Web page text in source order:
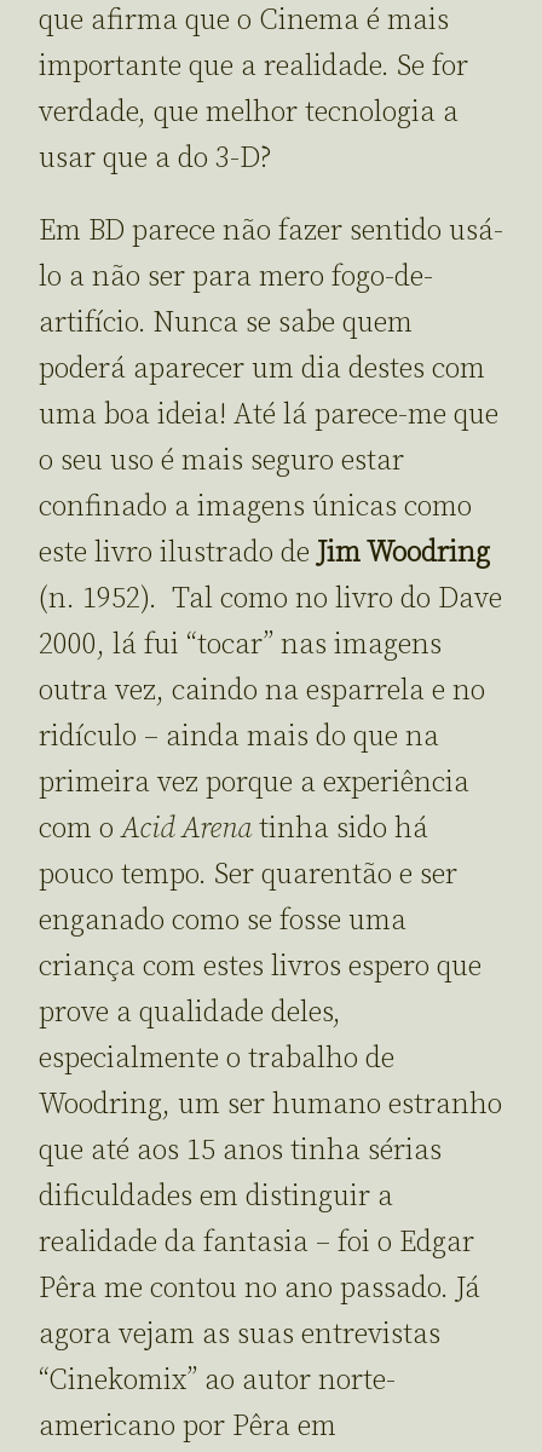
que afirma que o Cinema é mais
importante que a realidade. Se for
verdade, que melhor tecnologia a
usar que a do 3-D?
Em BD parece não fazer sentido usá-
lo a não ser para mero fogo-de-
artifício. Nunca se sabe quem
poderá aparecer um dia destes com
uma boa ideia! Até lá parece-me que
o seu uso é mais seguro estar
confinado a imagens únicas como
este livro ilustrado de Jim Woodring
(n. 1952). Tal como no livro do Dave
2000, lá fui “tocar” nas imagens
outra vez, caindo na esparrela e no
ridículo – ainda mais do que na
primeira vez porque a experiência
com oAcid Arenatinha sido há
pouco tempo. Ser quarentão e ser
enganado como se fosse uma
criança com estes livros espero que
prove a qualidade deles,
especialmente o trabalho de
Woodring, um ser humano estranho
que até aos 15 anos tinha sérias
dificuldades em distinguir a
realidade da fantasia – foi o Edgar
Pêra me contou no ano passado. Já
agora vejam as suas entrevistas
“Cinekomix” ao autor norte-
americano por Pêra em